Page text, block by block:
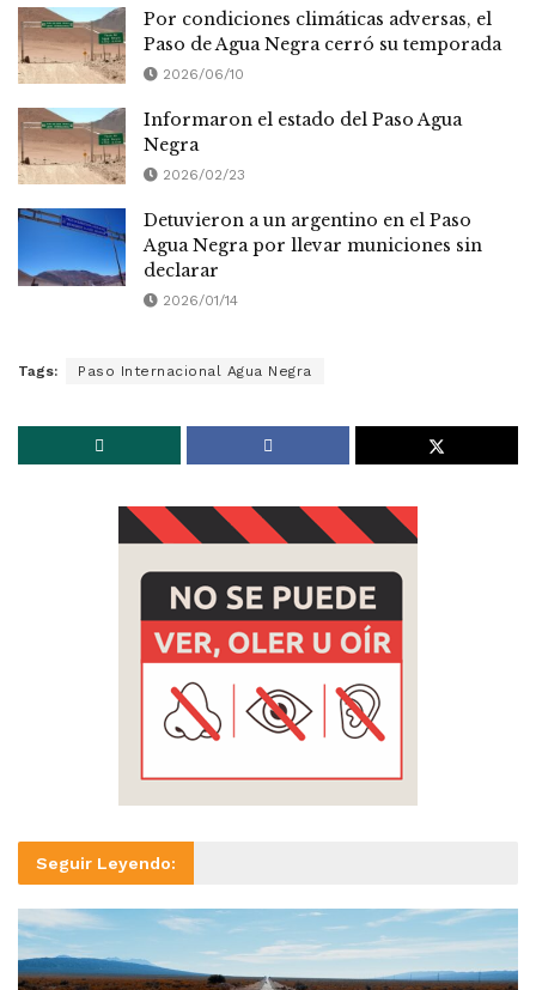
Por condiciones climáticas adversas, el
Paso de Agua Negra cerró su temporada
2026/06/10
Informaron el estado del Paso Agua
Negra
2026/02/23
Detuvieron a un argentino en el Paso
Agua Negra por llevar municiones sin
declarar
2026/01/14
Tags: Paso Internacional Agua Negra
Seguir Leyendo: